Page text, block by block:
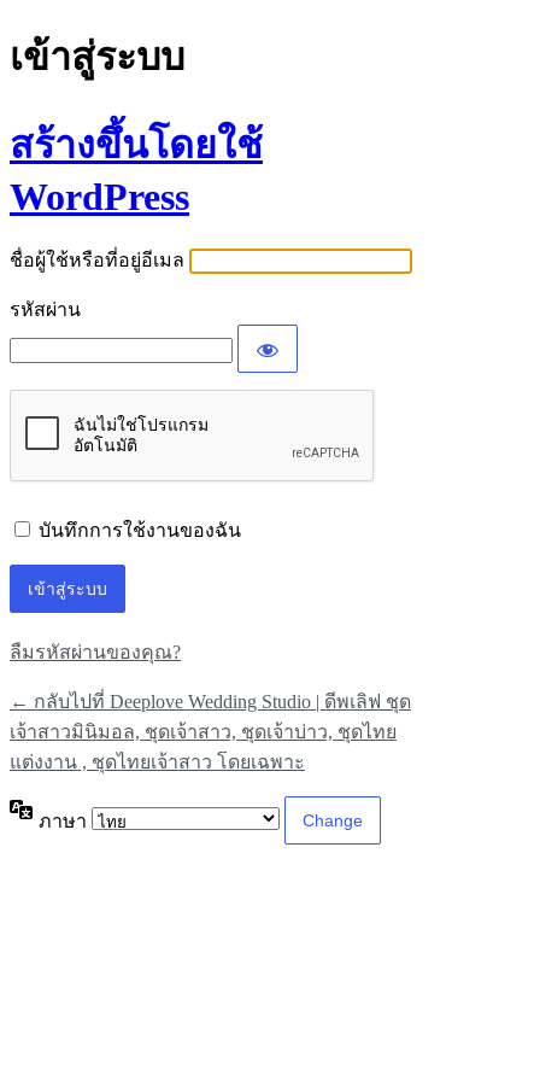
เข้าสู่ระบบ
สร้างขึ้นโดยใช้
WordPress
ชื่อผู้ใช้หรือที่อยู่อีเมล
รหัสผ่าน
บันทึกการใช้งานของฉัน
ลืมรหัสผ่านของคุณ?
← กลับไปที่ Deeplove Wedding Studio | ดีพเลิฟ ชุด
เจ้าสาวมินิมอล, ชุดเจ้าสาว, ชุดเจ้าบ่าว, ชุดไทย
แต่งงาน , ชุดไทยเจ้าสาว โดยเฉพาะ
ภาษา